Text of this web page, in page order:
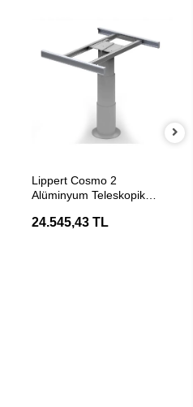
Lippert Cosmo 2
Alüminyum Teleskopik
24.545,43 TL